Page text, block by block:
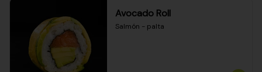
Avocado Roll
Salmón - palta